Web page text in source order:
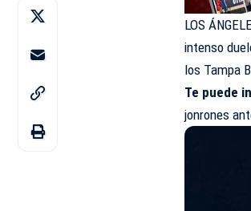
LOS
intenso
los Tampa
Te puede
jonrones